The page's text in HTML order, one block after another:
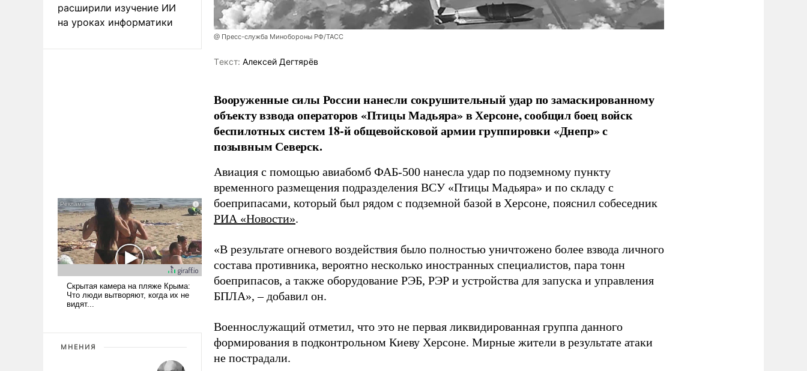
расширили изучение ИИ
на уроках информатики
МНЕНИЯ
@ Пресс-служба Минобороны РФ/ТАСС
Tекст: Алексей Дегтярёв
Вооруженные силы России нанесли сокрушительный удар по замаскированному
объекту взвода операторов «Птицы Мадьяра» в Херсоне, сообщил боец войск
беспилотных систем 18-й общевойсковой армии группировки «Днепр» с
позывным Северск.
Авиация с помощью авиабомб ФАБ-500 нанесла удар по подземному пункту
временного размещения подразделения ВСУ «Птицы Мадьяра» и по складу с
боеприпасами, который был рядом с подземной базой в Херсоне, пояснил собеседник
РИА «Новости».
«В результате огневого воздействия было полностью уничтожено более взвода личного
состава противника, вероятно несколько иностранных специалистов, пара тонн
боеприпасов, а также оборудование РЭБ, РЭР и устройства для запуска и управления
БПЛА», – добавил он.
Военнослужащий отметил, что это не первая ликвидированная группа данного
формирования в подконтрольном Киеву Херсоне. Мирные жители в результате атаки
не пострадали.